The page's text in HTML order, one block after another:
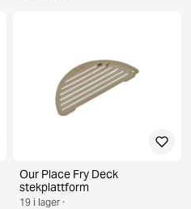
Our Place Fry Deck
stekplattform
19 i lager ·